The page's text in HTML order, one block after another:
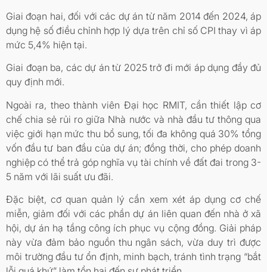
Giai đoạn hai, đối với các dự án từ năm 2014 đến 2024, áp
dụng hệ số điều chỉnh hợp lý dựa trên chỉ số CPI thay vì áp
mức 5,4% hiện tại.
Giai đoạn ba, các dự án từ 2025 trở đi mới áp dụng đầy đủ
quy định mới.
Ngoài ra, theo thành viên Đại học RMIT, cần thiết lập cơ
chế chia sẻ rủi ro giữa Nhà nước và nhà đầu tư thông qua
việc giới hạn mức thu bổ sung, tối đa không quá 30% tổng
vốn đầu tư ban đầu của dự án; đồng thời, cho phép doanh
nghiệp có thể trả góp nghĩa vụ tài chính về đất đai trong 3-
5 năm với lãi suất ưu đãi.
Đặc biệt, cơ quan quản lý cần xem xét áp dụng cơ chế
miễn, giảm đối với các phần dự án liên quan đến nhà ở xã
hội, dự án hạ tầng công ích phục vụ cộng đồng. Giải pháp
này vừa đảm bảo nguồn thu ngân sách, vừa duy trì được
môi trường đầu tư ổn định, minh bạch, tránh tình trạng “bắt